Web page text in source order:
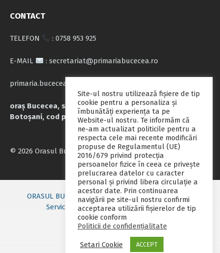
CONTACT
TELEFON : 0758 953 925
E-MAIL : secretariat@primariabucecea.ro
primaria.bucecea@yahoo.com
oraș Bucecea, str. Calea Națională nr.71, județul
Botoșani, cod poștal 717045
© 2026 Orasul Bucecea
ORASUL BUCECEA Primarie nou
Consiliul local
Servicii publice
Contact
Fii pregatit
Monitorul oficial local
Site-ul nostru utilizează fişiere de tip
cookie pentru a personaliza și
îmbunătăți experiența ta pe
Website-ul nostru. Te informăm că
ne-am actualizat politicile pentru a
respecta cele mai recente modificări
propuse de Regulamentul (UE)
2016/679 privind protecția
persoanelor fizice în ceea ce privește
prelucrarea datelor cu caracter
personal și privind libera circulație a
acestor date. Prin continuarea
navigării pe site-ul nostru confirmi
acceptarea utilizării fişierelor de tip
cookie conform
Politicii de confidențialitate
Setari Cookie ACCEPT